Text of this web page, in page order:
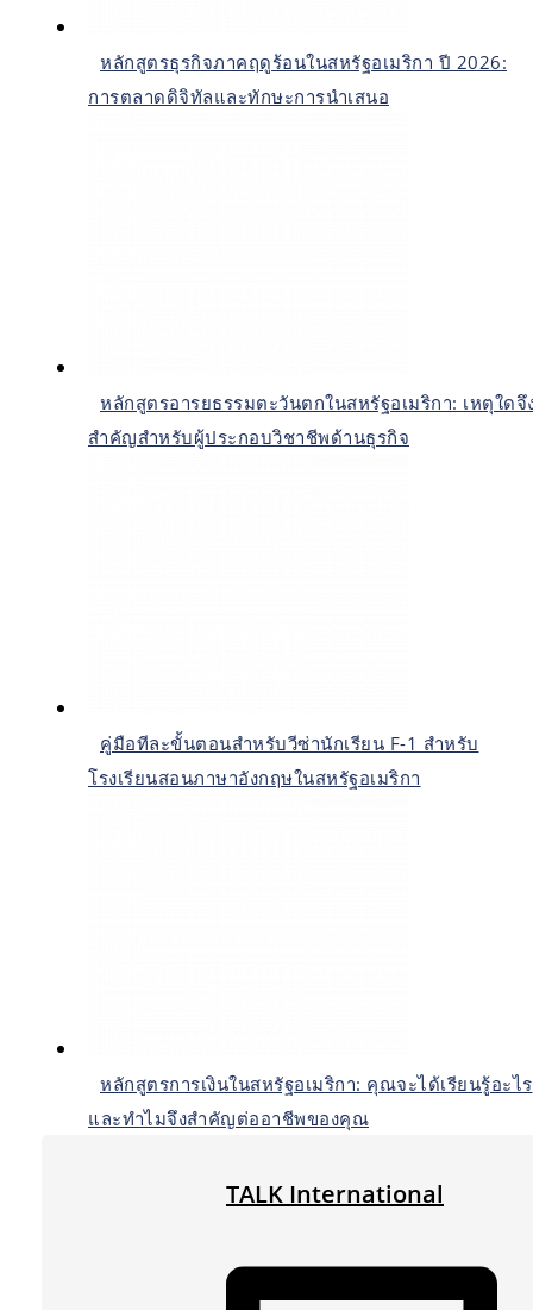
หลักสูตรธุรกิจภาคฤดูร้อนในสหรัฐอเมริกา ปี 2026:
การตลาดดิจิทัลและทักษะการนำเสนอ
หลักสูตรอารยธรรมตะวันตกในสหรัฐอเมริกา: เหตุใดจึ
สำคัญสำหรับผู้ประกอบวิชาชีพด้านธุรกิจ
คู่มือทีละขั้นตอนสำหรับวีซ่านักเรียน F-1 สำหรับ
โรงเรียนสอนภาษาอังกฤษในสหรัฐอเมริกา
หลักสูตรการเงินในสหรัฐอเมริกา: คุณจะได้เรียนรู้อะไร
และทำไมจึงสำคัญต่ออาชีพของคุณ
TALK International